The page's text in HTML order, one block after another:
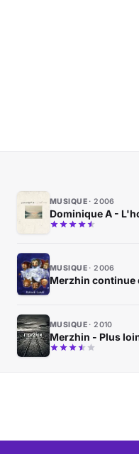
MUSIQUE 2006
Dominique A -
MUSIQUE 2006
Merzhin
MUSIQUE 2010
Merzhin - Plus